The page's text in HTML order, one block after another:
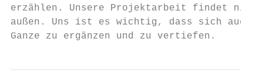
erzählen. Unsere Projektarbeit findet
außen. Uns ist es wichtig, dass sich auch
Ganze zu ergänzen und zu vertiefen.